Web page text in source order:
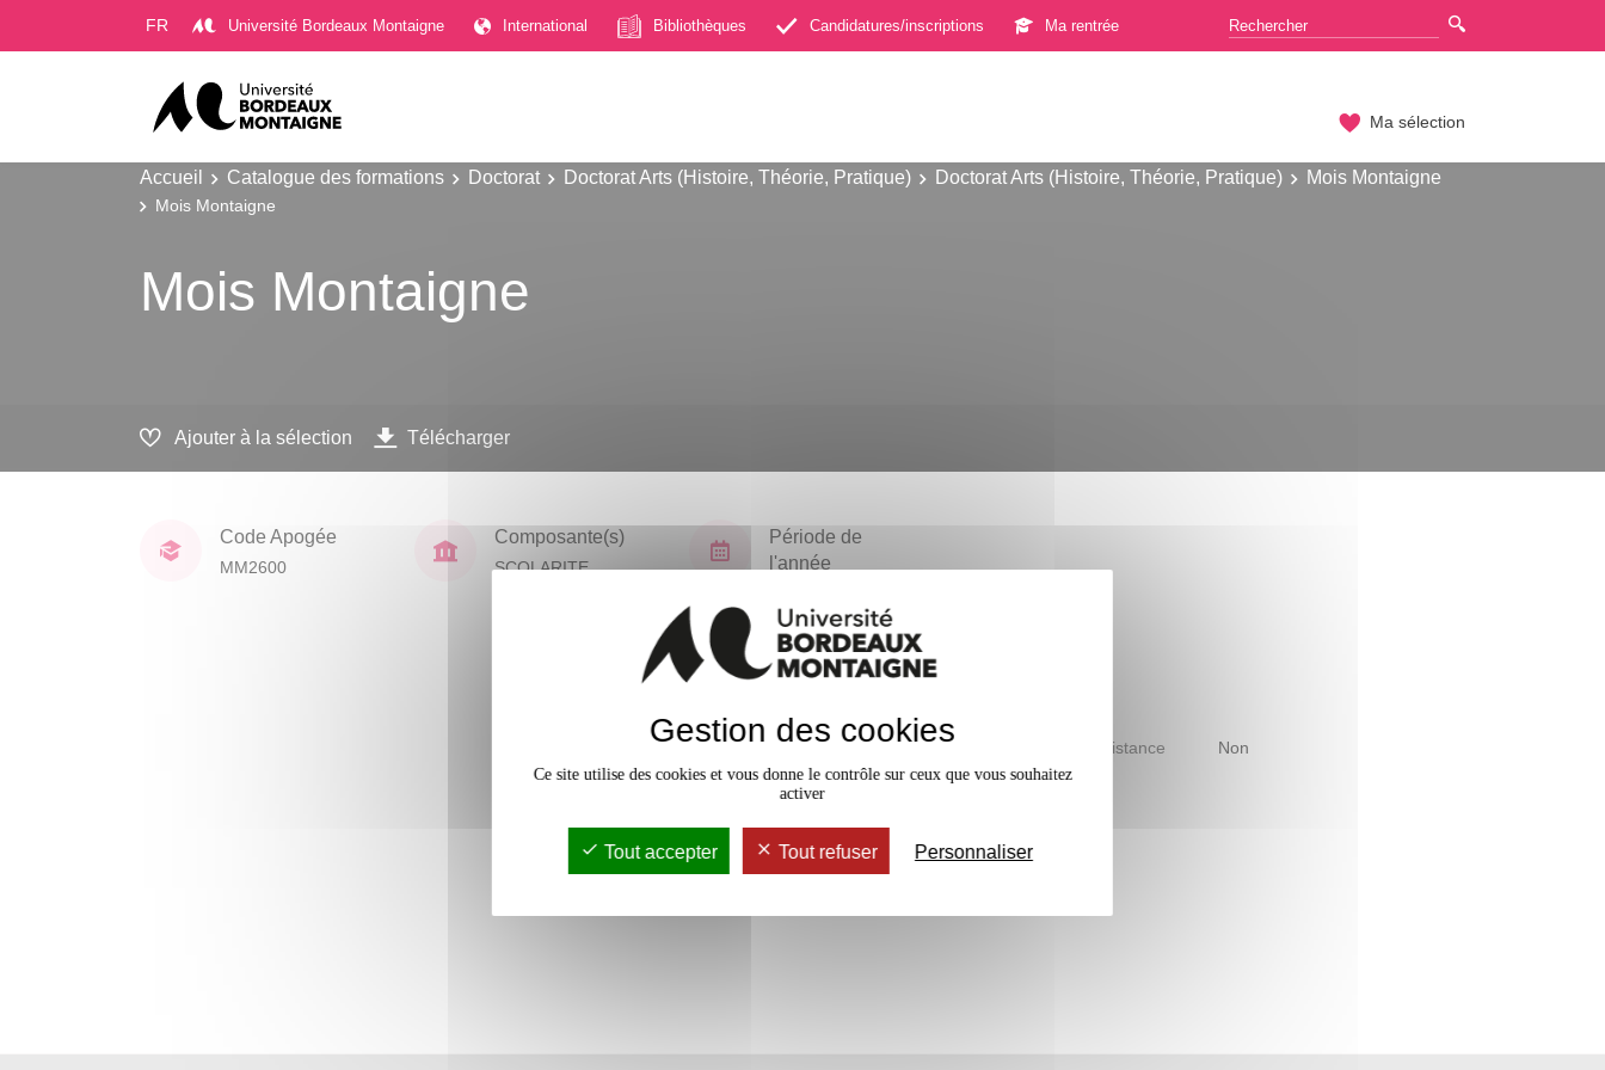
FR Université Bordeaux Montaigne International Bibliothèques Candidatures/inscriptions Ma rentrée
Ma sélection
Accueil Catalogue des formations Doctorat Doctorat Arts (Histoire, Théorie, Pratique) Doctorat Arts (Histoire, Théorie, Pratique) Mois Montaigne
Mois Montaigne
Mois Montaigne
Ajouter à la sélection Télécharger
Code Apogée
MM2600
Composante(s)
SCOLARITE
Période de
l'année
Accessible à distance Non
Gestion des cookies
Ce site utilise des cookies et vous donne le contrôle sur ceux que vous souhaitez
activer
Tout accepter Tout refuser Personnaliser